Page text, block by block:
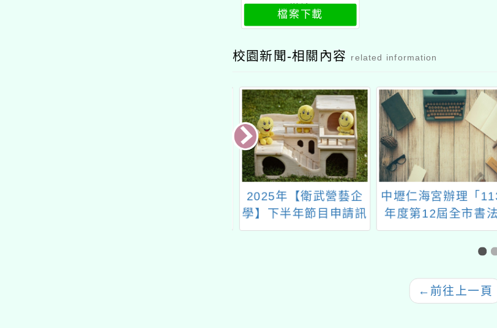
辦法
檔案下載
校園新聞-相關內容 related information
2025年【衛武營藝企
學】下半年節目申請訊
息
中壢仁海宮辦理「113
年度第12屆全市書法
比賽簡章」
← 前往上一頁